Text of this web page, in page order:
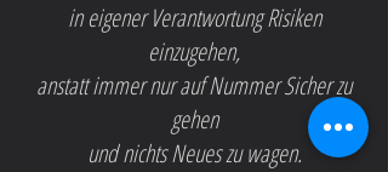
in eigener Verantwortung Risiken
einzugehen,
anstatt immer nur auf Nummer Sicher zu
gehen
und nichts Neues zu wagen.